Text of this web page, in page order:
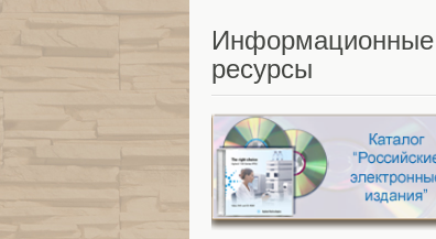
Информационные
ресурсы